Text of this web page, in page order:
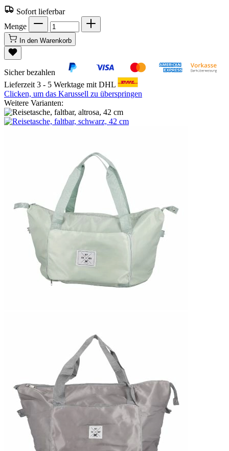
Sofort lieferbar
Menge
In den Warenkorb
Sicher bezahlen
Lieferzeit 3 - 5 Werktage mit DHL
Clicken, um das Karussell zu überspringen
Weitere Varianten: